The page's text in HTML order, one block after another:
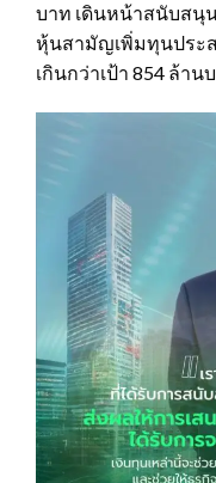
บาท เดินหน้าสนับสนุ
หุ้นสามัญเพิ่มทุนประ
เกินกว่าเป้า 854 ล้าน